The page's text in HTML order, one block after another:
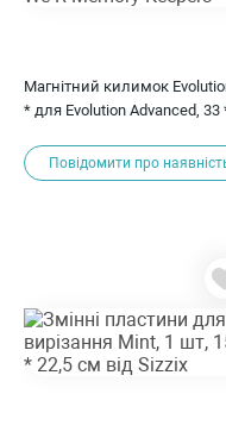
Магнітний килимок
* для Evolution Advanced, 33
Повідомити про